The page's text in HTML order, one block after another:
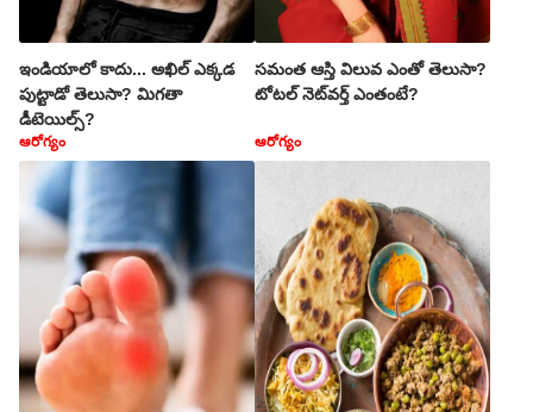
ఇండియాలో కాదు... అఖిల్ ఎక్కడ
పుట్టాడో తెలుసా? మిగతా
డీటెయిల్స్?
సమంత ఆస్తి విలువ ఎంతో తెలుసా?
టోటల్ నెట్‌వర్త్‌ ఎంతంటే?
ఆరోగ్యం ఆరోగ్యం